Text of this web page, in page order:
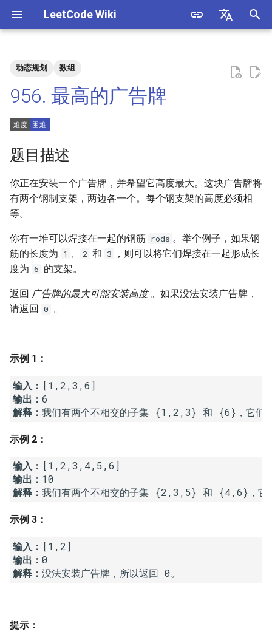
LeetCode Wiki
始
化
搜
引
擎
7. 重建二叉树
9. 用两个栈实现队列
10.1. 斐波那契数列
10.2. 青蛙跳台阶问题
13. 机器人的运动范围
14.1. 剪绳子
14.2. 剪绳子 II
15. 二进制中 1 的个数
16. 数值的整数次方
17. 打印从 1 到最大的 n 位数
18. 删除链表的节点
20. 表示数值的字符串
数
4. 只出现一次的数字
5. 单词长度的最大乘积
6. 排序数组中两个数字之和
7. 数组中和为 0 的三个数
8. 和大于等于 target 的最短子
10. 和为 k 的子数组
11. 和 1 个数相同的子数组
12. 左右两边子数组的和相等
13. 二维子矩阵的和
14. 字符串中的变位词
15. 字符串中的所有变位词
16. 不含重复字符的最长子字
符串
1.5. 一次编辑
1.6. 字符串压缩
1.7. 旋转矩阵
1.8. 零矩阵
2.2. 返回倒数第 k 个节点
2.3. 删除中间节点
2.4. 分割链表
2.5. 链表求和
2.6. 回文链表
2.7. 链表相交
2.8. 环路检测
3.2. 栈的最小值
动态规划 数组
956. 最高的广告牌
题目描述
你正在安装一个广告牌，并希望它高度最大。这块广告牌将
有两个钢制支架，两边各一个。每个钢支架的高度必须相
等。
你有一堆可以焊接在一起的钢筋 rods 。举个例子，如果钢
筋的长度为 1 、 2 和 3
，则可以将它们焊接在一起形成长
度为 6 的支架。
返回 广告牌的最大可能安装高度。如果没法安装广告牌，
请返回 0 。
示例 1：
输入：
输出：
解释：
示例 2：
输入：
输出：
解释： 我们有两个不相交的子集 {2,3,5} 和 {4,6}，它
示例 3：
输入：
输出：
解释： 没法安装广告牌，所以返回 0。
提示：